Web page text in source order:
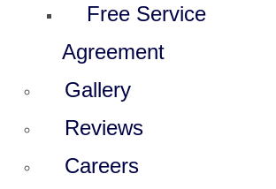
Free Service
Agreement
Gallery
Reviews
Careers